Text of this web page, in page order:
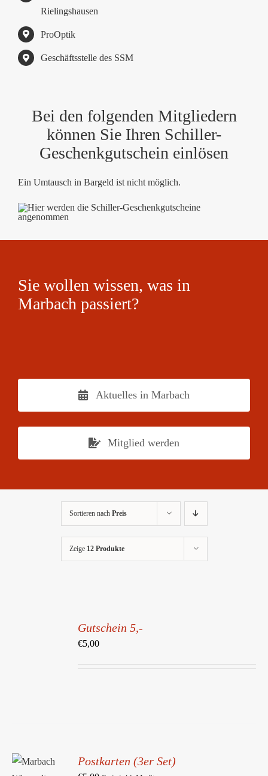
Rielingshausen
ProOptik
Geschäftsstelle des SSM
Bei den folgenden Mitgliedern
können Sie Ihren Schiller-
Geschenkgutschein einlösen
Ein Umtausch in Bargeld ist nicht möglich.
Sie wollen wissen, was in
Marbach passiert?
Aktuelles in Marbach
Mitglied werden
Sortieren nach Preis
Zeige 12 Produkte
Gutschein 5,-
€5,00
IN DEN
Postkarten (3er Set)